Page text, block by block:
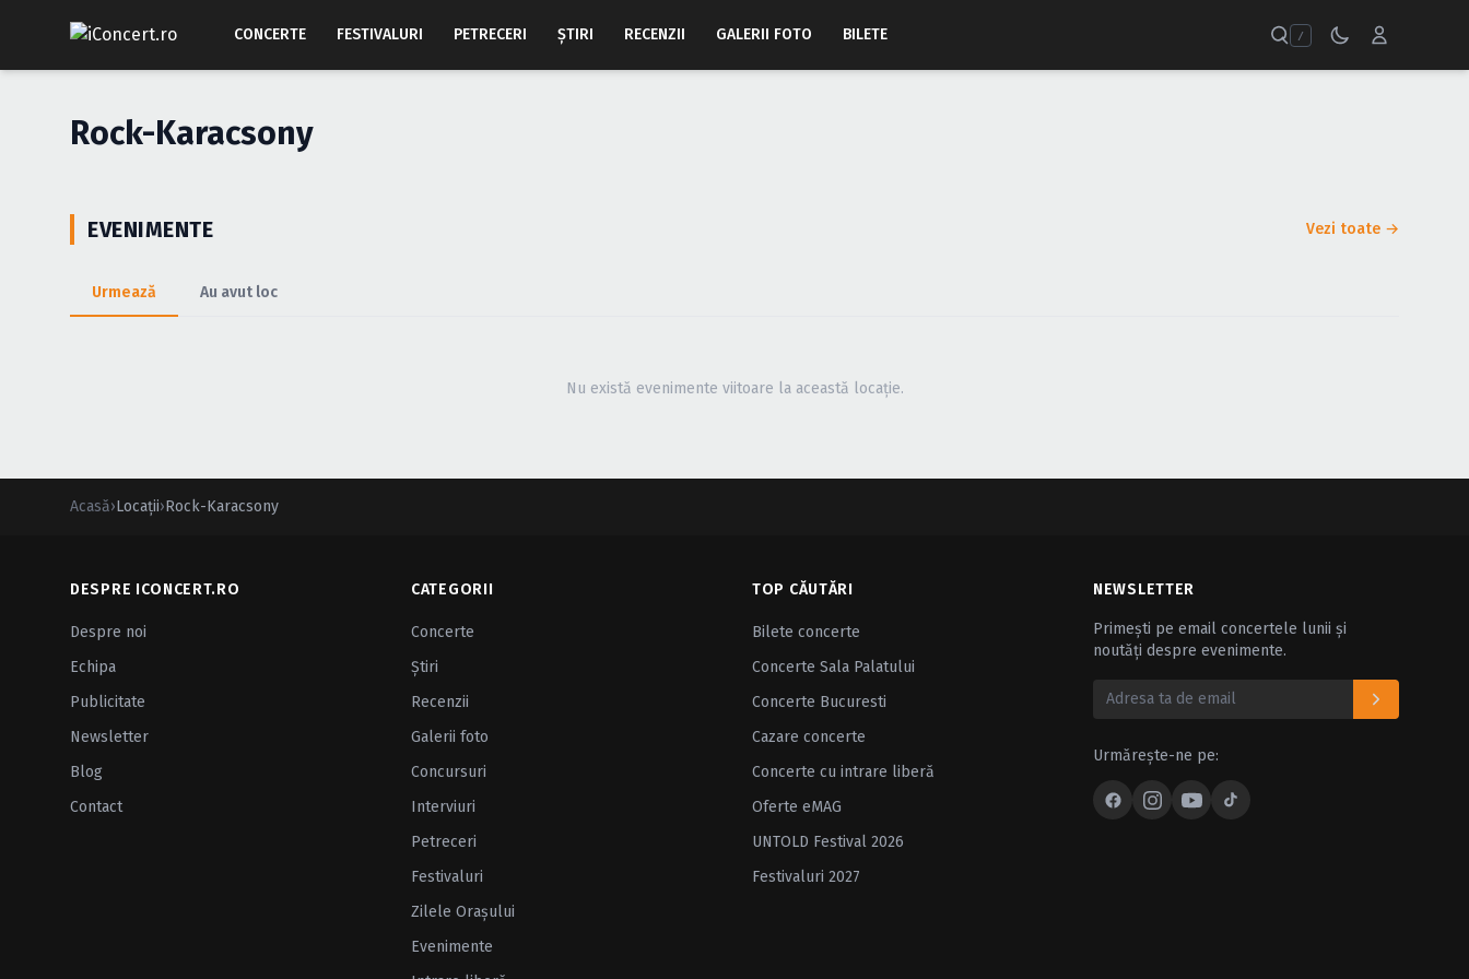
CONCERTE FESTIVALURI PETRECERI ŞTIRI RECENZII GALERII FOTO BILETE /
Rock-Karacsony
EVENIMENTE Vezi toate →
Urmează Au avut loc
Nu există evenimente viitoare la această locație.
Acasă›Locații›Rock-Karacsony
DESPRE ICONCERT.RO
Despre noi
Echipa
Publicitate
Newsletter
Blog
Contact
CATEGORII
Concerte
Ştiri
Recenzii
Galerii foto
Concursuri
Interviuri
Petreceri
Festivaluri
Zilele Oraşului
Evenimente
TOP CĂUTĂRI
Bilete concerte
Concerte Sala Palatului
Concerte Bucuresti
Cazare concerte
Concerte cu intrare liberă
Oferte eMAG
UNTOLD Festival 2026
Festivaluri 2027
NEWSLETTER
Primești pe email concertele lunii și
noutăți despre evenimente.
Urmărește-ne pe: